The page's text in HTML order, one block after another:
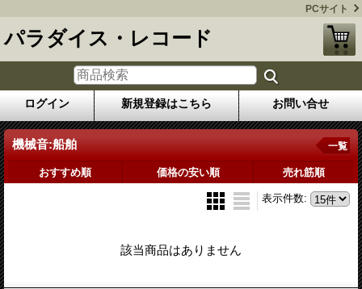
PCサイト
パラダイス・レコード
ログイン 新規登録はこちら お問い合せ
機械音:船舶 一覧
おすすめ順 価格の安い順 売れ筋順
表示件数:
該当商品はありません